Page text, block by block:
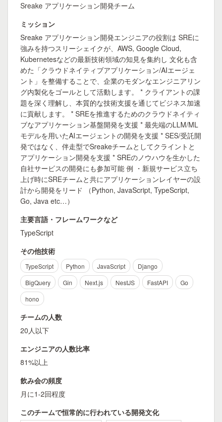
Sreake アプリケーション開発チーム
ミッション
Sreake アプリケーション開発エンジニアの役割は SREに
強みを持つスリーシェイクが、AWS, Google Cloud,
Kubernetesなどの最新技術領域の知見を集約し 文化も含
めた「クラウドネイティブアプリケーション/AIエージェ
ント」を整備することで、企業のモダンなエンジニアリン
グ内製化をゴールとして活動します。 * クライアントの課
題を深く理解し、本質的な技術支援を通じてビジネス加速
に貢献します。 * SREを推進するためのクラウドネイティ
ブなアプリケーション基盤開発を支援 * 最先端のLLM/ML
モデルを用いたAIエージェントの開発を支援 * SES/受託開
発ではなく、伴走型でSreakeチームとしてクライントと
アプリケーション開発を支援 * SREのノウハウを生かした
自社サービスの開発にも参加可能 例 ・新規サービス立ち
上げ時にSREチームと共にアプリケーションレイヤーの設
計から開発をリード （Python, JavaScript, TypeScript,
Go, Java etc…）
主要言語・フレームワークなど
TypeScript
その他技術
TypeScript Python JavaScript
Django
BigQuery
Gin Next.js NestJS FastAPI
Go
hono
チームの人数
20人以下
エンジニアの人数比率
81%以上
飲み会の頻度
月に1-2回程度
このチームで恒常的に行われている開発文化